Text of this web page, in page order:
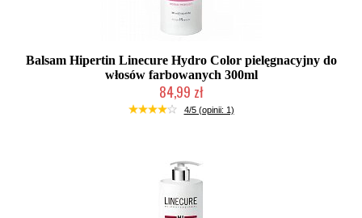
Balsam Hipertin Linecure Hydro Color pielęgnacyjny do
włosów farbowanych 300ml
84,99 zł
Duża ilość (wysyłka w 24h)
4/5 (opinii: 1)